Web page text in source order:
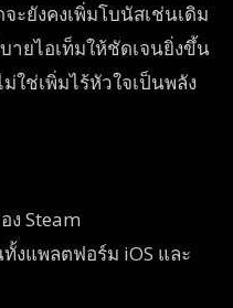
ะยังคงเพิ่มโบนัสเช่นเดิม
ายไอเท็มให้ชัดเจนยิ่งขึ้น
ใช่เพิ่มไร้หัวใจเป็นพลัง
ง Steam
งแพลตฟอร์ม iOS และ